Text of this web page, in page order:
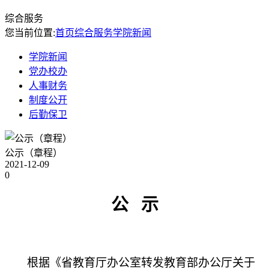
综合服务
您当前位置:首页综合服务学院新闻
学院新闻
党办校办
人事财务
制度公开
后勤保卫
公示（章程）
2021-12-09
0
公 示
根据《省教育厅办公室转发教育部办公厅关于